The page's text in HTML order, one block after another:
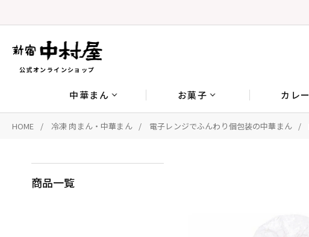
公式オンラインショップ
中華まん お菓子 カレー
HOME 冷凍 肉まん・中華まん 電子レンジでふんわり個包装の中華まん
商品一覧